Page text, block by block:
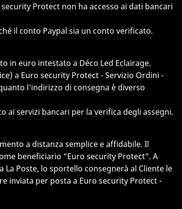
Protect non ha accesso ai dati bancari
il conto Paypal sia un conto verificato.
in euro intestato a Déco Led Eclairage.
a Euro security Protect - Servizio Ordini -
l'indirizzo di consegna è diverso
servizi bancari per la verifica degli assegni.
a distanza semplice e affidabile. Il
beneficiario "Euro security Protect". A
Poste, lo sportello consegnerà al Cliente le
inviata per posta a Euro security Protect -